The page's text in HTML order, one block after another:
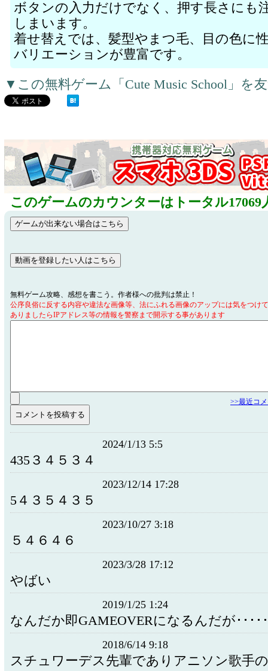
ボタンの入力だけでなく、押す長さにも
しまいます。
着せ替えでは、髪型やまつ毛、目の色に
バリエーションが豊富です。
▼この無料ゲーム「Cute Music School」を
このゲームのカウンターはトータル17069
無料ゲーム攻略、感想を書こう。作者様への批判は禁止！
公序良俗に反する内容や違法な画像等、法にふれる画像のアップには気をつけ
ありましたらIPアドレス等の情報を警察まで開示する事があります
>>最近コ
2024/1/13 5:5
435３４５３４
2023/12/14 17:28
5４３５４３５
2023/10/27 3:18
５４６４６
2023/3/28 17:12
やばい
2019/1/25 1:24
なんだか即GAMEOVERになるんだが･････
2018/6/14 9:18
スチュワーデス先輩でありアニソン歌手